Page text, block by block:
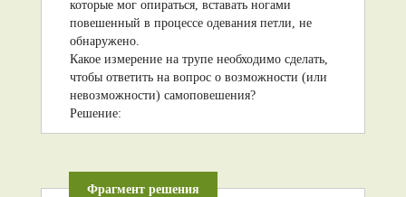
которые мог опираться, вставать ногами
повешенный в процессе одевания петли, не
обнаружено.
Какое измерение на трупе необходимо сделать,
чтобы ответить на вопрос о возможности (или
невозможности) самоповешения?
Решение:
Фрагмент решения